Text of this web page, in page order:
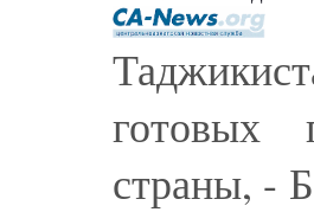
готовых
страны, -